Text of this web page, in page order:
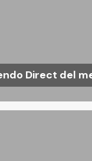
Direct del